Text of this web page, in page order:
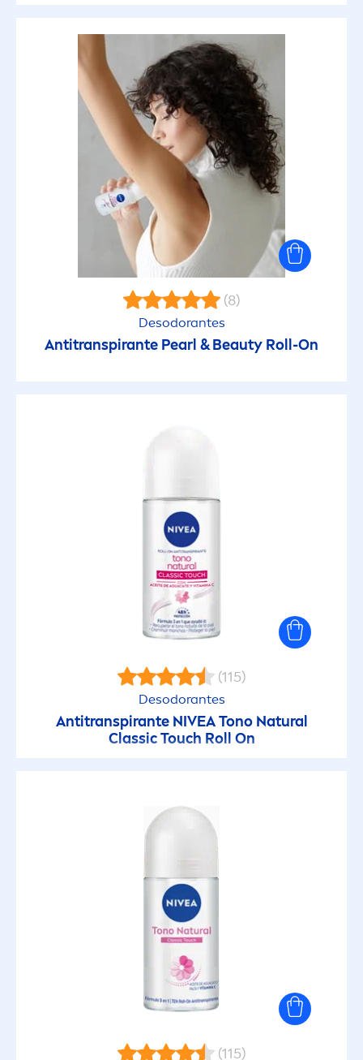
(8)
Desodorantes
Antitranspirante Pearl &Beauty Roll-On
(115)
Desodorantes
Antitranspirante NIVEATono Natural
Classic Touch Roll On
(115)